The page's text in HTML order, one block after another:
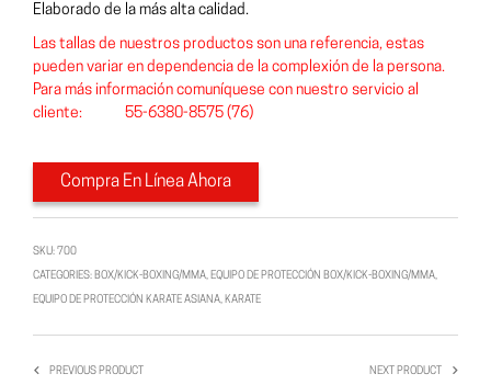
Elaborado de la más alta calidad.
Las tallas de nuestros productos son una referencia, estas
pueden variar en dependencia de la complexión de la persona.
Para más información comuníquese con nuestro servicio al
cliente: 55-6380-8575 (76)
Compra En Línea Ahora
SKU:700
CATEGORIES: BOX/KICK-BOXING/MMA, EQUIPO DE PROTECCIÓN BOX/KICK-BOXING/MMA,
EQUIPO DE PROTECCIÓN KARATE ASIANA, KARATE
PREVIOUS PRODUCT NEXT PRODUCT